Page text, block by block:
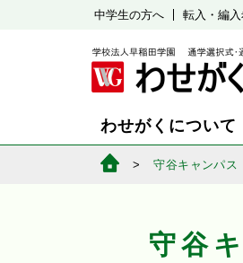
中学生の方へ 転入・編
わせがくについて
守谷キャンパス
守谷